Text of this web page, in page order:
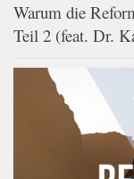
Warum die
Teil 2 (feat. Dr.